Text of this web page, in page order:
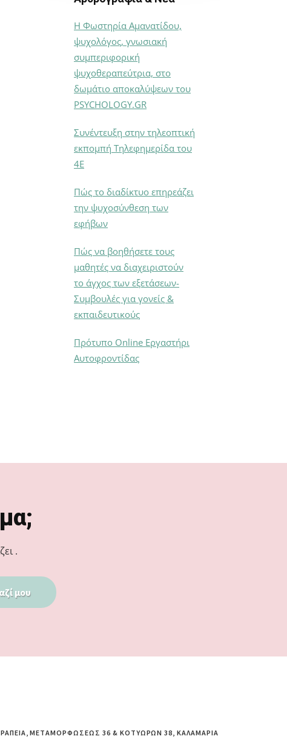
Η Φωστηρία Αμανατίδου,
ψυχολόγος, γνωσιακή
συμπεριφορική
ψυχοθεραπεύτρια, στο
δωμάτιο αποκαλύψεων του
PSYCHOLOGY.GR
Συνέντευξη στην τηλεοπτική
εκπομπή Τηλεφημερίδα του
4Ε
Πώς το διαδίκτυο επηρεάζει
την ψυχοσύνθεση των
εφήβων
Πώς να βοηθήσετε τους
μαθητές να διαχειριστούν
το άγχος των εξετάσεων-
Συμβουλές για γονείς &
εκπαιδευτικούς
Πρότυπο Online Εργαστήρι
Αυτοφροντίδας
.
μου
ΜΕΤΑΜΟΡΦΏΣΕΩΣ 36 & ΚΟΤΥΏΡΩΝ 38, ΚΑΛΑΜΑΡΙΆ